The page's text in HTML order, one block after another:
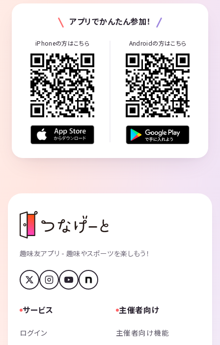
アプリでかんたん参加！
iPhoneの方はこちら Androidの方はこちら
趣味友アプリ - 趣味やスポーツを楽しもう！
サービス
ログイン
主催者向け
主催者向け機能